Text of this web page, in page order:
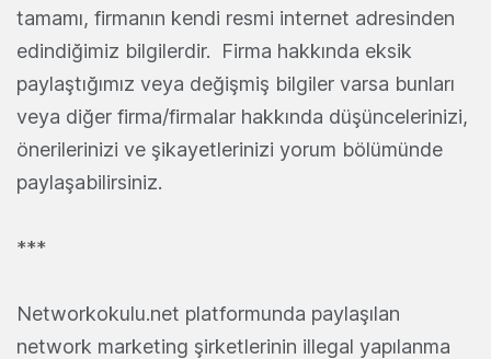
tamamı, firmanın kendi resmi internet adresinden
edindiğimiz bilgilerdir. Firma hakkında eksik
paylaştığımız veya değişmiş bilgiler varsa bunları
veya diğer firma/firmalar hakkında düşüncelerinizi,
önerilerinizi ve şikayetlerinizi yorum bölümünde
paylaşabilirsiniz.
***
Networkokulu.net platformunda paylaşılan
network marketing şirketlerinin illegal yapılanma